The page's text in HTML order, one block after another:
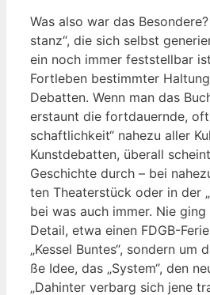
Was also war das
stanz“, die sich selbst
ein noch immer fest­stell­bar
Fort­le­ben bestimm­ter
Debat­ten. Wenn man das
erstaunt die fort­dau­ern­de,
schaft­lich­keit“ nahe­zu aller
Kunst­de­bat­ten, über­all
Geschich­te durch – bei
ten Thea­ter­stück oder in der
bei was auch immer. Nie
Detail, etwa einen FDGB-
„Kes­sel Bun­tes“, son­dern
ße Idee, das „Sys­tem“, den
„Dahin­ter ver­barg sich jene